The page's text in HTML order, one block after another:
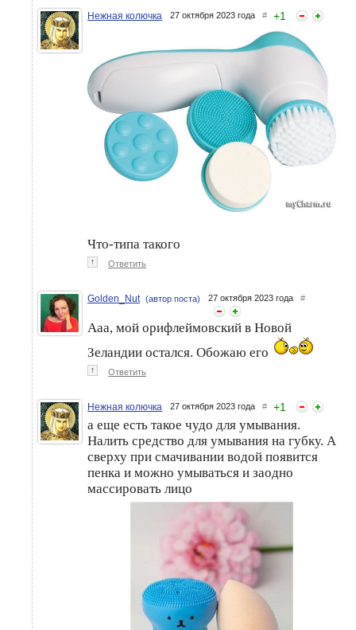
Нежная колючка 27 октября 2023 года # +1
Что-типа такого
↑ Ответить
Golden_Nut (автор поста) 27 октября 2023 года #
Ааа, мой орифлеймовский в Новой
Зеландии остался. Обожаю его
↑ Ответить
Нежная колючка 27 октября 2023 года # +1
а еще есть такое чудо для умывания.
Налить средство для умывания на губку. А
сверху при смачивании водой появится
пенка и можно умываться и заодно
массировать лицо